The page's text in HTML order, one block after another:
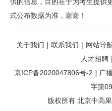
供的信息，目的在于为考生提供
式公布数据为准，谢谢！
关于我们 | 联系我们 | 网站导
人才招聘 |
京ICP备2020047806号-2 | 广
字第
版权所有 北京中高